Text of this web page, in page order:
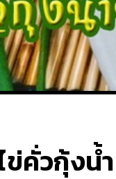
ข่คั่วกุ้งน้